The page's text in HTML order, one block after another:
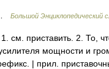
Большой Энциклопедический
приставить. 2. То,
мощности и
| прил.